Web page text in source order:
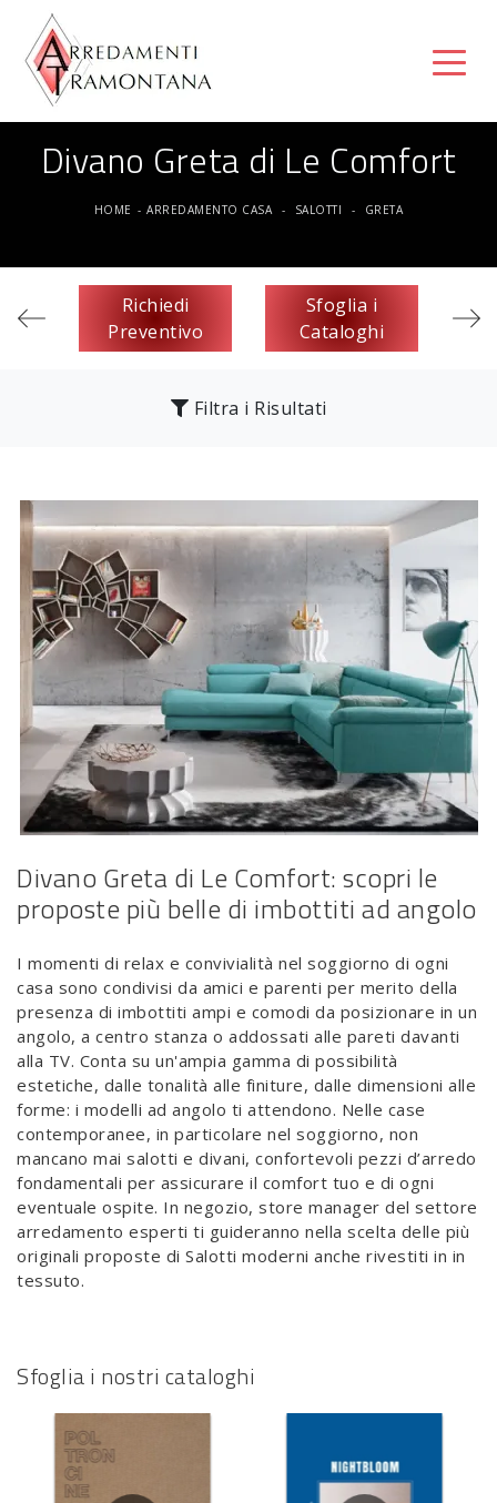
Divano Greta di Le Comfort
HOME - ARREDAMENTO CASA - SALOTTI - GRETA
Richiedi
Preventivo
Sfoglia i
Cataloghi
Filtra i Risultati
Divano Greta di Le Comfort: scopri le
proposte più belle di imbottiti ad angolo
I momenti di relax e convivialità nel soggiorno di ogni
casa sono condivisi da amici e parenti per merito della
presenza di imbottiti ampi e comodi da posizionare in un
angolo, a centro stanza o addossati alle pareti davanti
alla TV. Conta su un'ampia gamma di possibilità
estetiche, dalle tonalità alle finiture, dalle dimensioni alle
forme: i modelli ad angolo ti attendono. Nelle case
contemporanee, in particolare nel soggiorno, non
mancano mai salotti e divani, confortevoli pezzi d’arredo
fondamentali per assicurare il comfort tuo e di ogni
eventuale ospite. In negozio, store manager del settore
arredamento esperti ti guideranno nella scelta delle più
originali proposte di Salotti moderni anche rivestiti in in
tessuto.
Sfoglia i nostri cataloghi